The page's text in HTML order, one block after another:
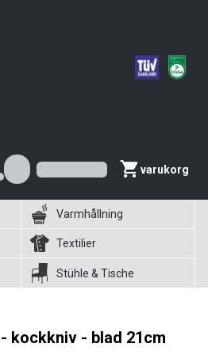
varukorg
Varmhållning
Textilier
Stühle & Tische
kockkniv - blad 21cm